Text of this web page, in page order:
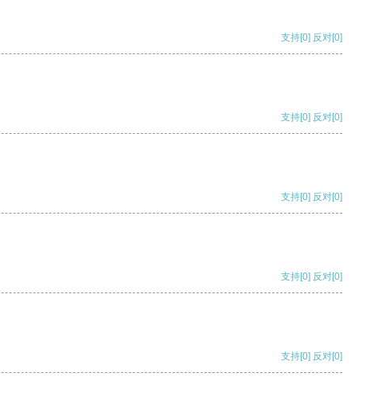
支持[0] 反对[0]
支持[0] 反对[0]
支持[0] 反对[0]
支持[0] 反对[0]
支持[0] 反对[0]